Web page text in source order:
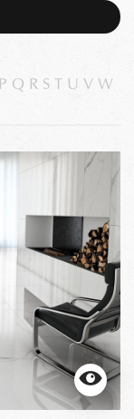
P Q R S U V W